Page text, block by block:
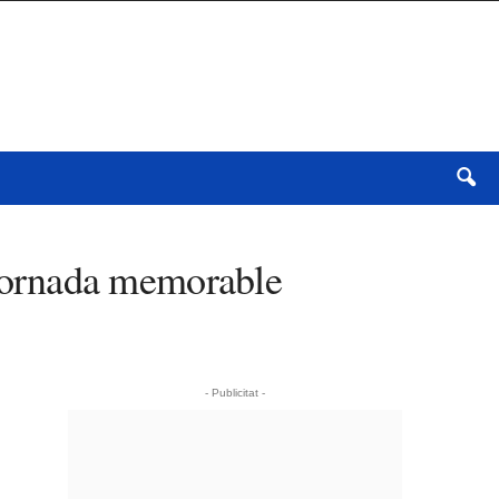
memorable
- Publicitat -